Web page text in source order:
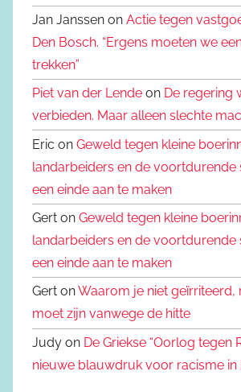
Jan Janssen on Actie tegen
Den Bosch. “Ergens moeten we
trekken”
Piet van der Lende on De regering
verbieden. Maar alleen slechte
Eric on Geweld tegen kleine
landarbeiders en de voortdurende
een einde aan te maken
Gert on Geweld tegen kleine
landarbeiders en de voortdurende
een einde aan te maken
Gert onWaarom je niet geïrriteerd,
moet zijn vanwege de hitte
Judy on De Griekse “Oorlog tegen
nieuwe blauwdruk voor racisme in